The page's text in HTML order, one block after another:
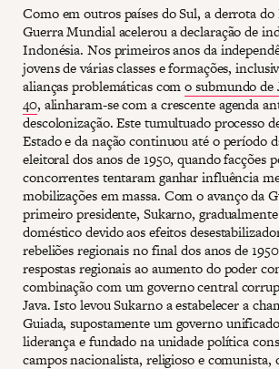
Como em outros países do Sul, a derrota do
Guerra Mundial acelerou a declaração de
Indonésia. Nos primeiros anos da
jovens de várias classes e formações,
alianças problemáticas como submundo de
40, alinharam-se com a crescente agenda
descolonização. Este tumultuado processo
Estado e da nação continuou até o período
eleitoral dos anos de 1950, quando facções
concorrentes tentaram ganhar influência
mobilizações em massa. Com o avanço da
primeiro presidente, Sukarno,
doméstico devido aos efeitos
rebeliões regionais no final dos anos de
respostas regionais ao aumento do poder
combinação com um governo central
Java. Isto levou Sukarno a estabelecer a
Guiada, supostamente um governo
liderança e fundado na unidade política
campos nacionalista, religioso e comunista,